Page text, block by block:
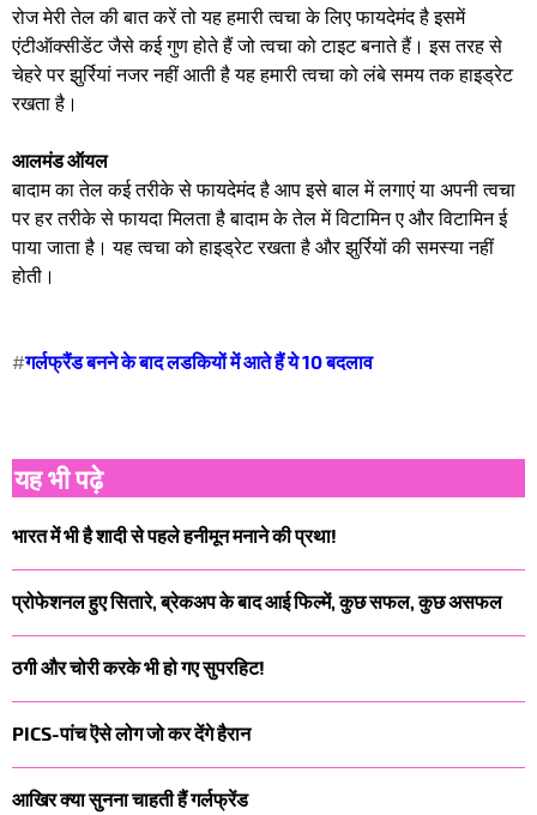
रोज मेरी तेल की बात करें तो यह हमारी त्वचा के लिए फायदेमंद है इसमें
एंटीऑक्सीडेंट जैसे कई गुण होते हैं जो त्वचा को टाइट बनाते हैं। इस तरह से
चेहरे पर झुर्रियां नजर नहीं आती है यह हमारी त्वचा को लंबे समय तक हाइड्रेट
रखता है।
आलमंड ऑयल
बादाम का तेल कई तरीके से फायदेमंद है आप इसे बाल में लगाएं या अपनी त्वचा
पर हर तरीके से फायदा मिलता है बादाम के तेल में विटामिन ए और विटामिन ई
पाया जाता है। यह त्वचा को हाइड्रेट रखता है और झुर्रियों की समस्या नहीं
होती।
#गर्लफ्रैंड बनने के बाद लडकियों में आते हैं ये 10 बदलाव
यह भी पढ़े
भारत में भी है शादी से पहले हनीमून मनाने की प्रथा!
प्रोफेशनल हुए सितारे, ब्रेकअप के बाद आई फिल्में, कुछ सफल, कुछ असफल
ठगी और चोरी करके भी हो गए सुपरहिट!
PICS-पांच ऎसे लोग जो कर देंगे हैरान
आखिर क्या सुनना चाहती हैं गर्लफ्रेंड